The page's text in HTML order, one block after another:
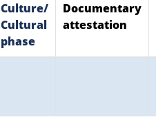
Culture/
Cultural
phase
Documentary
attestation